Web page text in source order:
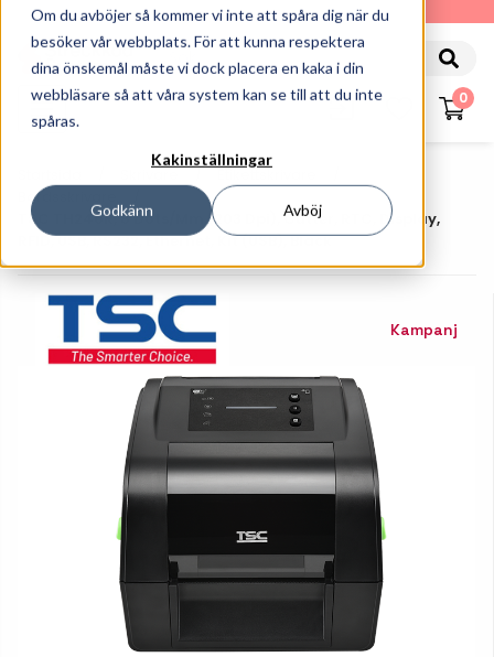
Om du avböjer så kommer vi inte att spåra dig när du
besöker vår webbplats. För att kunna respektera
dina önskemål måste vi dock placera en kaka i din
webbläsare så att våra system kan se till att du inte
spåras.
Kakinställningar
Godkänn Avböj
010-162 61 90
0
Skrivare
Etikettskrivare
Bordsskrivare
TSC TH240R, 8 Dots/mm (203 Dpi), Cutter, RTC, Display,
RFID, USB, RS232, Ethernet, Kit (USB), Black
Kampanj